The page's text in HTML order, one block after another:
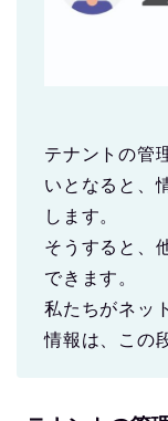
テナントの管
いとなると、
します。
そうすると、
できます。
私たちがネッ
情報は、この